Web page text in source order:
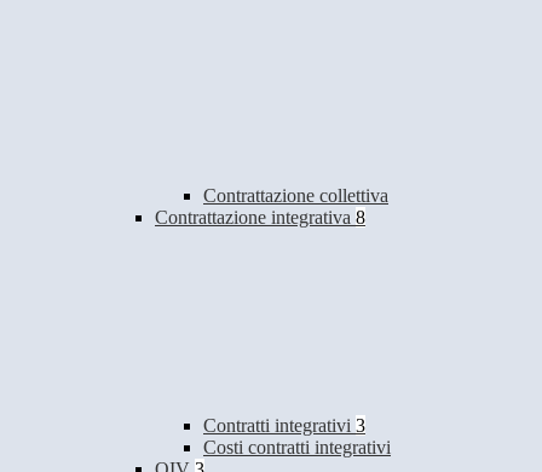
Contrattazione collettiva
Contrattazione integrativa 8
Contratti integrativi 3
Costi contratti integrativi